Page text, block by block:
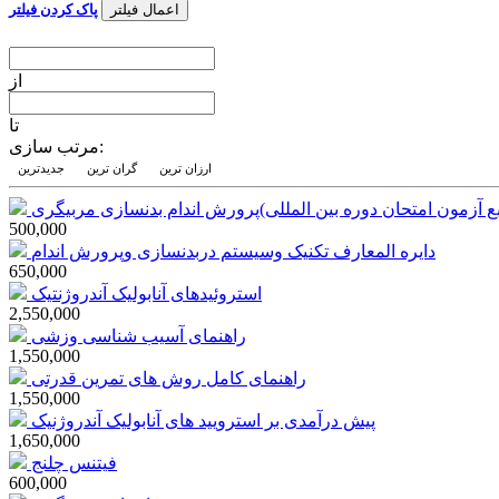
پاک کردن فیلتر
اعمال فیلتر
از
تا
مرتب سازی:
جدیدترین گران ترین ارزان ترین
500,000
دایره المعارف تکنیک وسیستم دربدنسازی وپرورش اندام
650,000
استروئیدهای آنابولیک آندروژنتیک
2,550,000
راهنمای آسیب شناسی وزشی
1,550,000
راهنمای کامل روش های تمرین قدرتی
1,550,000
پیش درآمدی بر استرویید های آنابولیک آندروژنیک
1,650,000
فیتنس چلنج
600,000